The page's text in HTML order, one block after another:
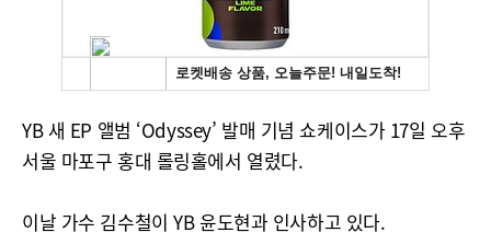
YB 새 EP 앨범 ‘Odyssey’ 발매 기념 쇼케이스가 17일 오후
서울 마포구 홍대 롤링홀에서 열렸다.
이날 가수 김수철이 YB 윤도현과 인사하고 있다.